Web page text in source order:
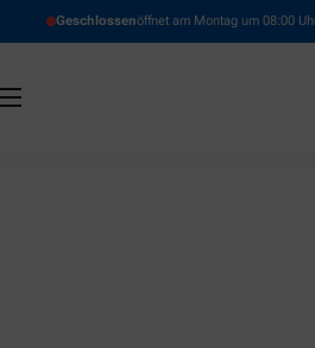
Geschlossenöffnet am Montag um 08:00